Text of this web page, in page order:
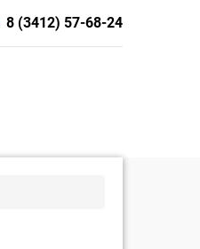
8 (3412) 57-68-24